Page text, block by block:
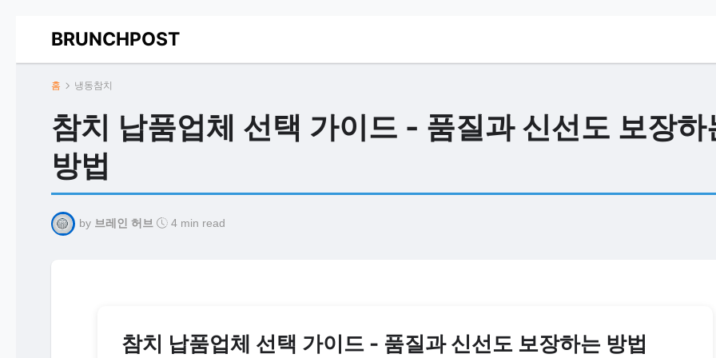
BRUNCHPOST
홈 냉동참치
참치 납품업체 선택 가이드 - 품질과 신선도 보장하
방법
by 브레인 허브 4 min read
참치 납품업체 선택 가이드 - 품질과 신선도 보장하는 방법